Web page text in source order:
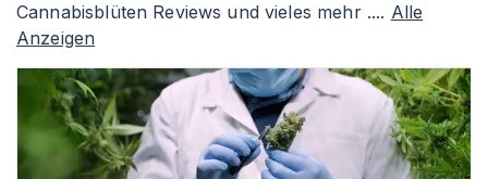
Cannabisblüten Reviews und vieles mehr .... Alle
Anzeigen